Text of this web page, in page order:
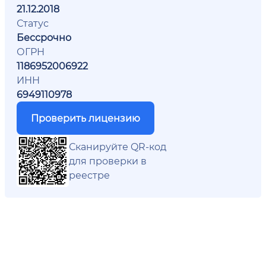
21.12.2018
Статус
Бессрочно
ОГРН
1186952006922
ИНН
6949110978
Проверить лицензию
Сканируйте QR-код
для проверки в
реестре